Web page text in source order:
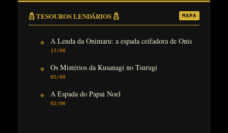
𓆣 TESOUROS LENDÁRIOS 𓆣 MAPA
A Lenda da Onimaru: a espada ceifadora de Onis
17/06
Os Mistérios da Kusanagi no Tsurugi
05/06
A Espada do Papai Noel
02/06